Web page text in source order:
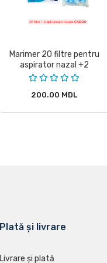
Marimer 20 filtre pentru
aspirator nazal +2
aplicatoare
200.00 MDL
Plată și livrare
Livrare și plată